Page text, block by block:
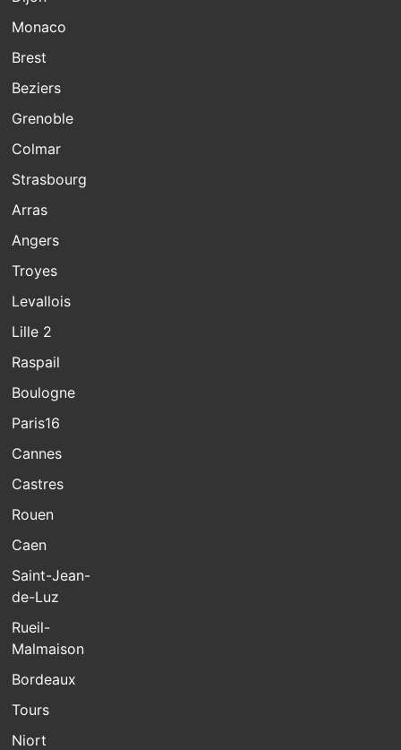
Monaco
Brest
Beziers
Grenoble
Colmar
Strasbourg
Arras
Angers
Troyes
Levallois
Lille 2
Raspail
Boulogne
Paris16
Cannes
Castres
Rouen
Caen
Saint-Jean-
de-Luz
Rueil-
Malmaison
Bordeaux
Tours
Niort